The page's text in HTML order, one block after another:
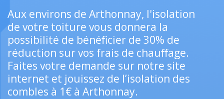
Aux environs de Arthonnay, l'isolation
de votre toiture vous donnera la
possibilité de bénéficier de 30% de
réduction sur vos frais de chauffage.
Faites votre demande sur notre site
internet et jouissez de l’isolation des
combles à 1€ à Arthonnay.